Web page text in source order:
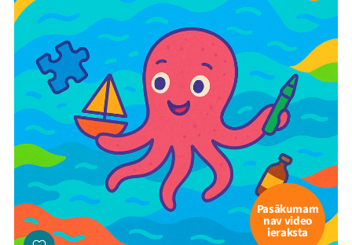
Pasākumam
nav video
ieraksta